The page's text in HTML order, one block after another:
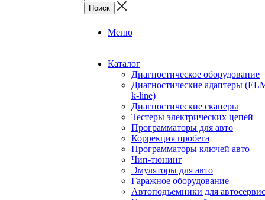
Меню
Каталог
Диагностическое оборудование
Диагностические адаптеры
k-line)
Диагностические сканеры
Тестеры электрических цепей
Программаторы для авто
Коррекция пробега
Программаторы ключей авто
Чип-тюнинг
Эмуляторы для авто
Гаражное оборудование
Автоподъемники для